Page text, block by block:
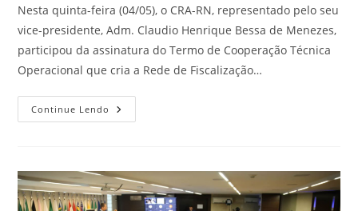
Nesta quinta-feira (04/05), o CRA-RN, representado pelo seu
vice-presidente, Adm. Claudio Henrique Bessa de Menezes,
participou da assinatura do Termo de Cooperação Técnica
Operacional que cria a Rede de Fiscalização…
Continue Lendo CRA-
RN
Rede
De
Fiscalização